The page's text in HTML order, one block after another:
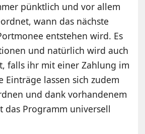
pünktlich und vor allem
wann das nächste
entstehen wird. Es
und natürlich wird auch
falls ihr mit einer Zahlung im
Einträge lassen sich zudem
und dank vorhandenem
das Programm universell